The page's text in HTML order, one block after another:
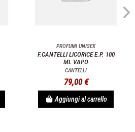
PROFUMI UNISEX
F.CANTELLI LICORICE E.P. 100
ML VAPO
CANTELLI
79,00 €
Aggiungi al carrello